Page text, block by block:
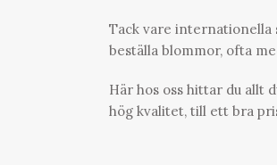
Tack vare internationella
beställa blommor, ofta
Här hos oss hittar du allt
hög kvalitet, till ett bra